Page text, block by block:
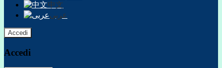
中文
عربى
Accedi
Accedi